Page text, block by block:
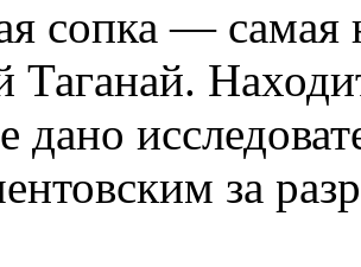
сопка —
Таганай.
дано
за